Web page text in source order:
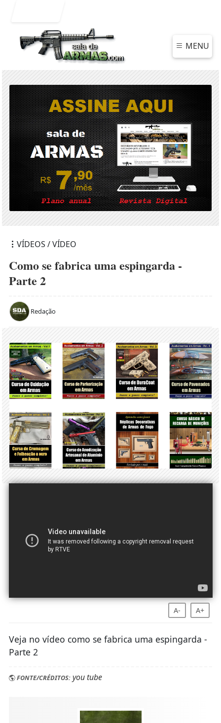
MENU
VÍDEOS / VÍDEO
Como se fabrica uma espingarda -
Parte 2
Redação
A- A+
Veja no vídeo como se fabrica uma espingarda -
Parte 2
FONTE/CRÉDITOS:you tube